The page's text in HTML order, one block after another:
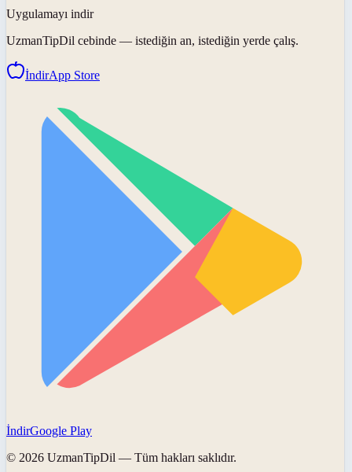
Uygulamayı indir
UzmanTipDil cebinde — istediğin an, istediğin yerde çalış.
İndirApp Store
İndirGoogle Play
© 2026 UzmanTipDil — Tüm hakları saklıdır.